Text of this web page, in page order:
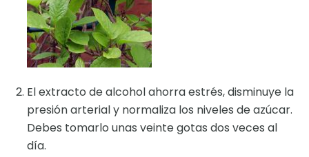
El extracto de alcohol ahorra estrés, disminuye la
presión arterial y normaliza los niveles de azúcar.
Debes tomarlo unas veinte gotas dos veces al
día.